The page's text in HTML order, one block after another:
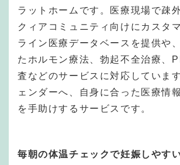
ラットホームです。医療現場で疎
クィアコミュニティ向けにカスタ
ライン医療データベースを提供や
たホルモン療法、勃起不全治療、
査などのサービスに対応していま
ェンダーへ、自身に合った医療情
を手助けするサービスです。
毎朝の体温チェックで妊娠しやす